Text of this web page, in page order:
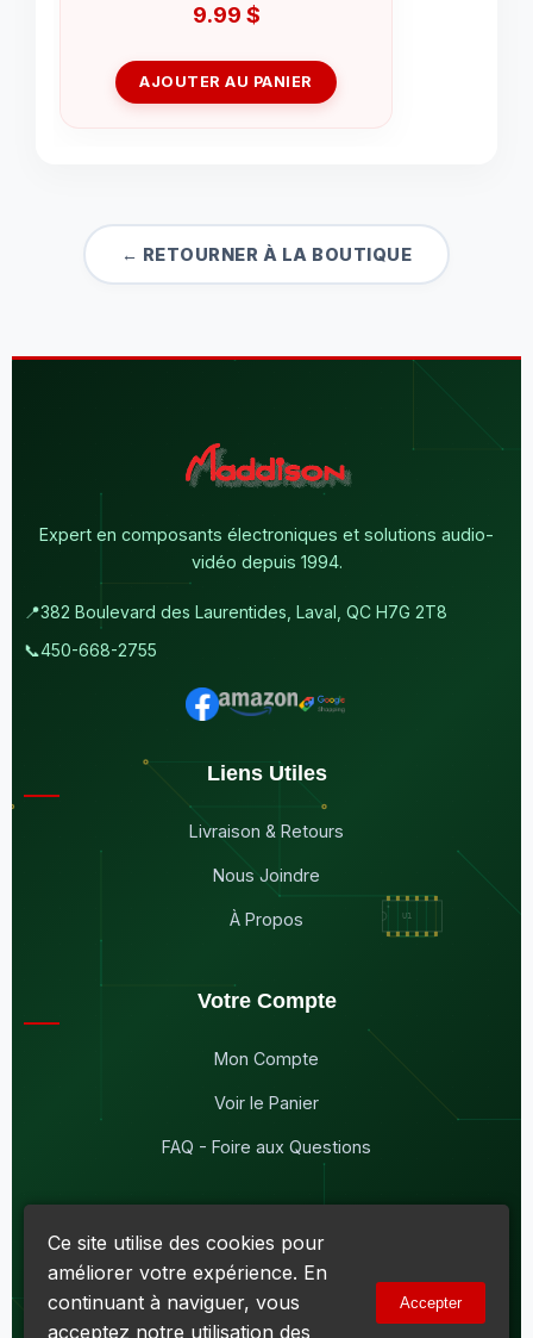
9.99 $
AJOUTER AU PANIER
← RETOURNER À LA BOUTIQUE
Expert en composants électroniques et solutions audio-
vidéo depuis 1994.
📍382 Boulevard des Laurentides, Laval, QC H7G 2T8
📞450-668-2755
Liens Utiles
Livraison & Retours
Nous Joindre
À Propos
Votre Compte
Mon Compte
Voir le Panier
FAQ - Foire aux Questions
© 2026Maddison Électronique Inc.
Politique de confidentialité & Cookies|
Conditions d'utilisation
Ce site utilise des cookies pour
améliorer votre expérience. En
continuant à naviguer, vous
acceptez notre utilisation des
Accepter